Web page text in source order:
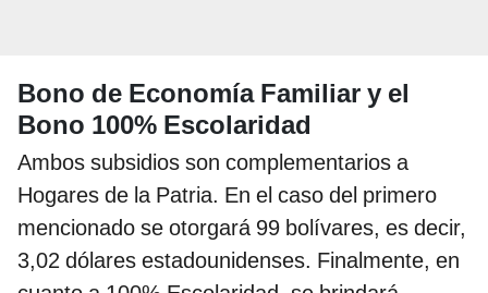
Bono de Economía Familiar y el
Bono 100% Escolaridad
Ambos subsidios son complementarios a
Hogares de la Patria. En el caso del primero
mencionado se otorgará 99 bolívares, es decir,
3,02 dólares estadounidenses. Finalmente, en